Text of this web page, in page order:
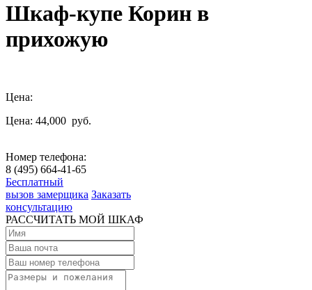
Шкаф-купе Корин в
прихожую
Цена:
Цена: 44,000 руб.
Номер телефона:
8 (495) 664-41-65
Бесплатный
вызов замерщика Заказать
консультацию
РАССЧИТАТЬ МОЙ ШКАФ